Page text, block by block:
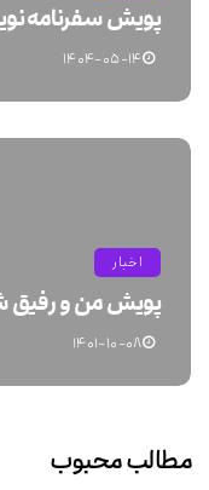
پویش سفرنامه
۱۴۰۴-۰۵-۱۴
اخبار
پویش من و رفیق
۱۴۰۱-۱۰-۰۸
مطالب محبوب